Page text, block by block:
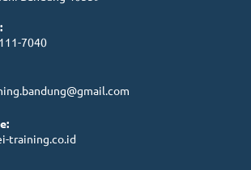
7040
training.co.id